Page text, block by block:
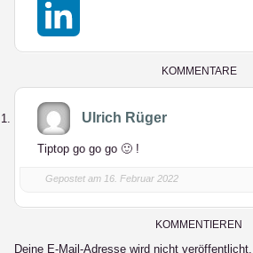
KOMMENTARE
Ulrich Rüger
Tiptop go go go 🙂 !
Gepostet am 16. Februar 2022
KOMMENTIEREN
Deine E-Mail-Adresse wird nicht veröffentlicht.